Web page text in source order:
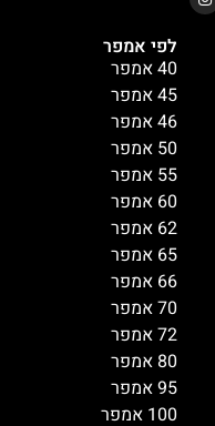
לפי אמפר
40 אמפר
45 אמפר
46 אמפר
50 אמפר
55 אמפר
60 אמפר
62 אמפר
65 אמפר
66 אמפר
70 אמפר
72 אמפר
80 אמפר
95 אמפר
100 אמפר